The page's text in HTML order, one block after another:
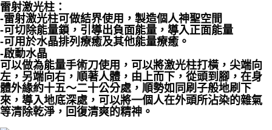
雷射激光柱：
-雷射激光柱可做結界使用，製造個人神聖空間
-可切除能量鎖，引導出負面能量，導入正面能量
-可用於水晶排列療癒及其他能量療癒。
-啟動水晶
可以做為能量手術刀使用，可以將激光柱打橫，尖端向
左，另端向右，順著人體，由上而下，從頭到腳，在身
體外緣約十五～二十公分處，順勢如同刷子般地刷下
來，導入地底深處，可以將一個人在外頭所沾染的雜氣
等清除乾淨，回復清爽的精神。